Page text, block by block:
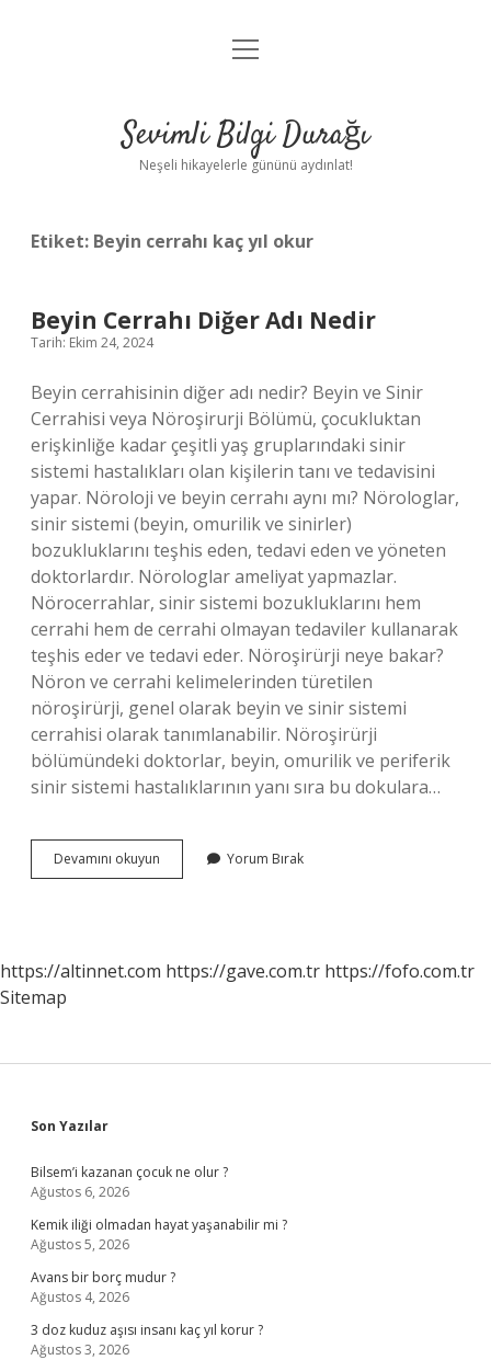
Anasayfa
Yasal Uyarı
menüyü
Sevimli Bilgi Durağı
Neşeli hikayelerle gününü aydınlat!
Etiket: Beyin cerrahı kaç yıl okur
Beyin Cerrahı Diğer Adı Nedir
Tarih: Ekim 24, 2024
Beyin cerrahisinin diğer adı nedir? Beyin ve Sinir
Cerrahisi veya Nöroşirurji Bölümü, çocukluktan
erişkinliğe kadar çeşitli yaş gruplarındaki sinir
sistemi hastalıkları olan kişilerin tanı ve tedavisini
yapar. Nöroloji ve beyin cerrahı aynı mı? Nörologlar,
sinir sistemi (beyin, omurilik ve sinirler)
bozukluklarını teşhis eden, tedavi eden ve yöneten
doktorlardır. Nörologlar ameliyat yapmazlar.
Nörocerrahlar, sinir sistemi bozukluklarını hem
cerrahi hem de cerrahi olmayan tedaviler kullanarak
teşhis eder ve tedavi eder. Nöroşirürji neye bakar?
Nöron ve cerrahi kelimelerinden türetilen
nöroşirürji, genel olarak beyin ve sinir sistemi
cerrahisi olarak tanımlanabilir. Nöroşirürji
bölümündeki doktorlar, beyin, omurilik ve periferik
sinir sistemi hastalıklarının yanı sıra bu dokulara…
Devamını okuyun
Cerrahı
Yorum Bırak
https://altinnet.com https://gave.com.tr https://fofo.com.tr
Sitemap
Sidebar
Son Yazılar
Bilsem’i kazanan çocuk ne olur ?
Ağustos 6, 2026
Kemik iliği olmadan hayat yaşanabilir mi ?
Ağustos 5, 2026
Avans bir borç mudur ?
Ağustos 4, 2026
3 doz kuduz aşısı insanı kaç yıl korur ?
Ağustos 3, 2026